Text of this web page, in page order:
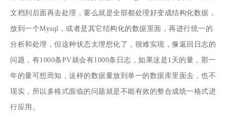
文档到后面再去处理，要么就是全部都处理好变成结构化数据，
放到一个Mysql，或者是其它结构化的数据里面，再进行统一的
分析和处理，但这种状态太理想化了，很难实现，像返回日志的
问题，有1000条PV就会有1000条日志，如果这是1天的量，那一
年的量可想而知，这样的数据量放到单一的数据库里面去，也不
现实，所以多格式面临的问题就是不能有效的整合成统一格式进
行应用。